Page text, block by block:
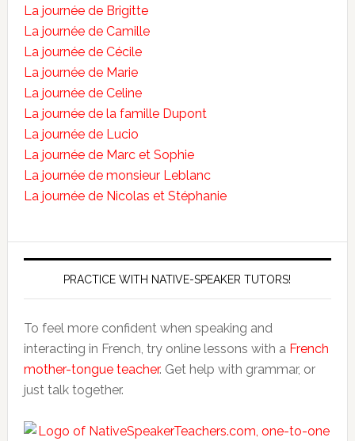
La journée de Brigitte
La journée de Camille
La journée de Cécile
La journée de Marie
La journée de Celine
La journée de la famille Dupont
La journée de Lucio
La journée de Marc et Sophie
La journée de monsieur Leblanc
La journée de Nicolas et Stéphanie
PRACTICE WITH NATIVE-SPEAKER TUTORS!
To feel more confident when speaking and
interacting in French, try online lessons with a French
mother-tongue teacher. Get help with grammar, or
just talk together.